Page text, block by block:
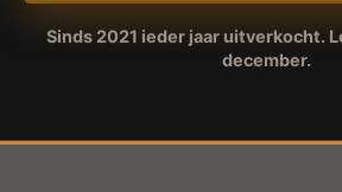
Sinds 2021 ieder jaar uitverkocht.
december.